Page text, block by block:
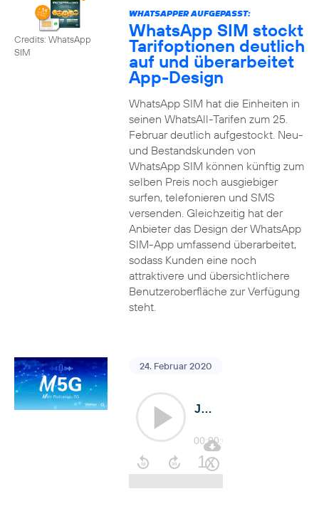
Credits: WhatsApp
SIM
WHATSAPPER AUFGEPASST:
WhatsApp SIM stockt
Tarifoptionen deutlich
auf und überarbeitet
App-Design
WhatsApp SIM hat die Einheiten in
seinen WhatsAll-Tarifen zum 25.
Februar deutlich aufgestockt. Neu-
und Bestandskunden von
WhatsApp SIM können künftig zum
selben Preis noch ausgiebiger
surfen, telefonieren und SMS
versenden. Gleichzeitig hat der
Anbieter das Design der WhatsApp
SIM-App umfassend überarbeitet,
sodass Kunden eine noch
attraktivere und übersichtlichere
Benutzeroberfläche zur Verfügung
steht.
24. Februar 2020